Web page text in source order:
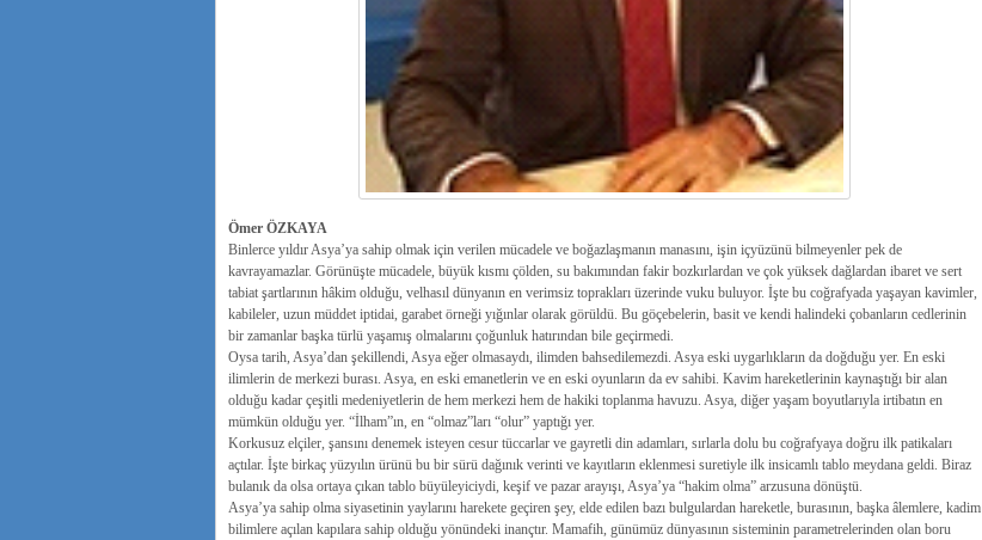
Ömer ÖZKAYA
Binlerce yıldır Asya’ya sahip olmak için verilen mücadele ve boğazlaşmanın manasını, işin içyüzünü bilmeyenler pek de
kavrayamazlar. Görünüşte mücadele, büyük kısmı çölden, su bakımından fakir bozkırlardan ve çok yüksek dağlardan ibaret ve sert
tabiat şartlarının hâkim olduğu, velhasıl dünyanın en verimsiz toprakları üzerinde vuku buluyor. İşte bu coğrafyada yaşayan kavimler,
kabileler, uzun müddet iptidai, garabet örneği yığınlar olarak görüldü. Bu göçebelerin, basit ve kendi halindeki çobanların cedlerinin
bir zamanlar başka türlü yaşamış olmalarını çoğunluk hatırından bile geçirmedi.
Oysa tarih, Asya’dan şekillendi, Asya eğer olmasaydı, ilimden bahsedilemezdi. Asya eski uygarlıkların da doğduğu yer. En eski
ilimlerin de merkezi burası. Asya, en eski emanetlerin ve en eski oyunların da ev sahibi. Kavim hareketlerinin kaynaştığı bir alan
olduğu kadar çeşitli medeniyetlerin de hem merkezi hem de hakiki toplanma havuzu. Asya, diğer yaşam boyutlarıyla irtibatın en
mümkün olduğu yer. “İlham”ın, en “olmaz”ları “olur” yaptığı yer.
Korkusuz elçiler, şansını denemek isteyen cesur tüccarlar ve gayretli din adamları, sırlarla dolu bu coğrafyaya doğru ilk patikaları
açtılar. İşte birkaç yüzyılın ürünü bu bir sürü dağınık verinti ve kayıtların eklenmesi suretiyle ilk insicamlı tablo meydana geldi. Biraz
bulanık da olsa ortaya çıkan tablo büyüleyiciydi, keşif ve pazar arayışı, Asya’ya “hakim olma” arzusuna dönüştü.
Asya’ya sahip olma siyasetinin yaylarını harekete geçiren şey, elde edilen bazı bulgulardan hareketle, burasının, başka âlemlere, kadim
bilimlere açılan kapılara sahip olduğu yönündeki inançtır. Mamafih, günümüz dünyasının sisteminin parametrelerinden olan boru